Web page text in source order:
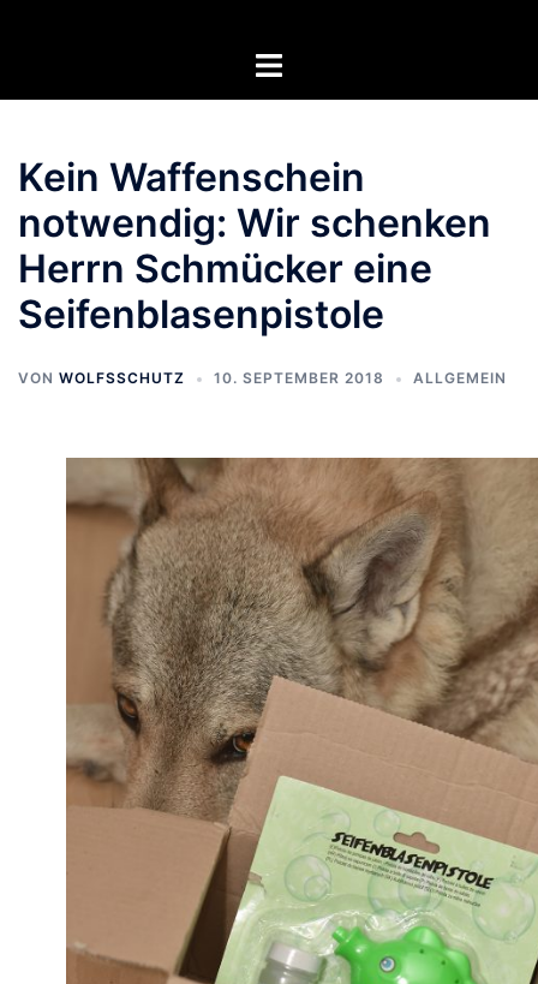
Menü
Kein Waffenschein
notwendig: Wir schenken
Herrn Schmücker eine
Seifenblasenpistole
VON WOLFSSCHUTZ 10. SEPTEMBER 2018 ALLGEMEIN